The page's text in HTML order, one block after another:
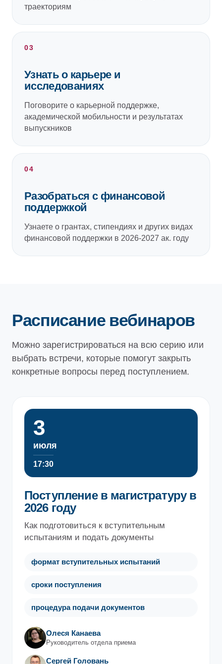
траекториям
03
Узнать о карьере и
исследованиях
Поговорите о карьерной поддержке,
академической мобильности и результатах
выпускников
04
Разобраться с финансовой
поддержкой
Узнаете о грантах, стипендиях и других видах
финансовой поддержки в 2026-2027 ак. году
Расписание вебинаров
Можно зарегистрироваться на всю серию или
выбрать встречи, которые помогут закрыть
конкретные вопросы перед поступлением.
3
июля
17:30
Поступление в магистратуру в
2026 году
Как подготовиться к вступительным
испытаниям и подать документы
формат вступительных испытаний
сроки поступления
процедура подачи документов
Олеся Канаева
Руководитель отдела приема
Сергей Головань